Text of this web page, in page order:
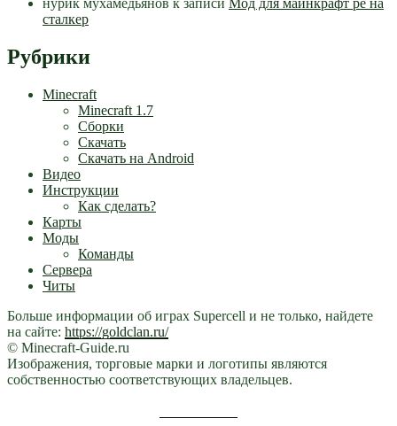
нурик мухамедьянов к записи Мод для майнкрафт pe на
сталкер
Рубрики
Minecraft
Minecraft 1.7
Сборки
Скачать
Скачать на Android
Видео
Инструкции
Как сделать?
Карты
Моды
Команды
Сервера
Читы
Больше информации об играх Supercell и не только, найдете
на сайте: https://goldclan.ru/
© Minecraft-Guide.ru
Изображения, торговые марки и логотипы являются
собственностью соответствующих владельцев.